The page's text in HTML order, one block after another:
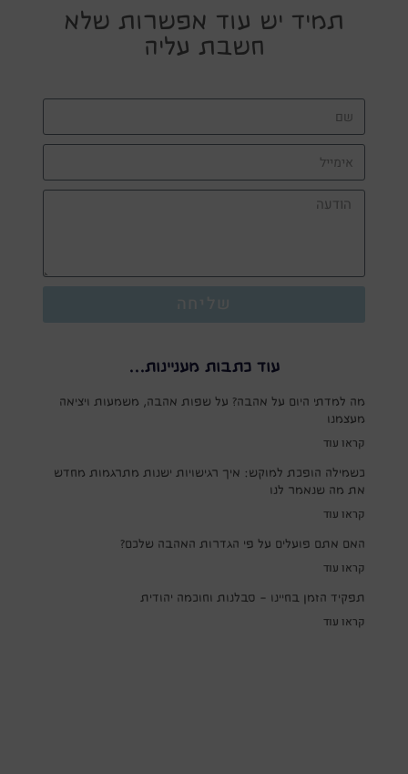
תמיד יש עוד אפשרות שלא
חשבת עליה
עוד כתבות מעניינות...
מה למדתי היום על אהבה? על שפות אהבה, משמעות ויציאה
מעצמנו
קראו עוד
כשמילה הופכת למוקש: איך רגישויות ישנות מתרגמות מחדש
את מה שנאמר לנו
קראו עוד
האם אתם פועלים על פי הגדרות האהבה שלכם?
קראו עוד
תפקיד הזמן בחיינו – סבלנות וחוכמה יהודית
קראו עוד